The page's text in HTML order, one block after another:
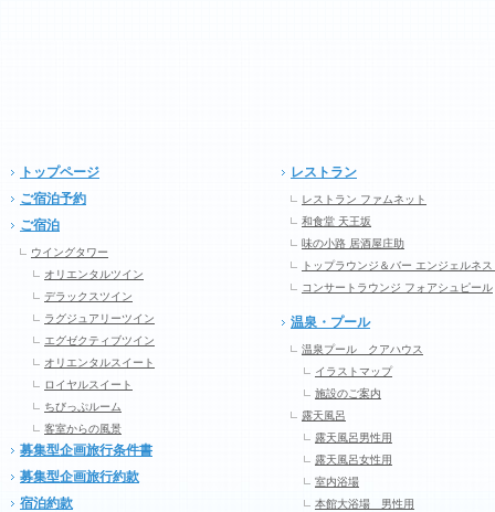
トップページ
ご宿泊予約
ご宿泊
ウイングタワー
オリエンタルツイン
デラックスツイン
ラグジュアリーツイン
エグゼクティブツイン
オリエンタルスイート
ロイヤルスイート
ちびっぷルーム
客室からの風景
募集型企画旅行条件書
募集型企画旅行約款
宿泊約款
レストラン
レストラン ファムネット
和食堂 天王坂
味の小路 居酒屋庄助
トップラウンジ＆バー エンジェルネス
コンサートラウンジ フォアシュピール
温泉・プール
温泉プール クアハウス
イラストマップ
施設のご案内
露天風呂
露天風呂男性用
露天風呂女性用
室内浴場
本館大浴場 男性用